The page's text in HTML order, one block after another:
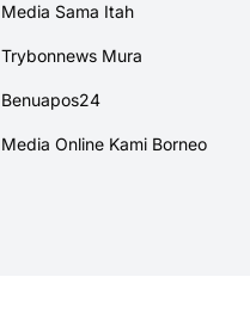
Media Sama Itah
Trybonnews Mura
Benuapos24
Media Online Kami Borneo